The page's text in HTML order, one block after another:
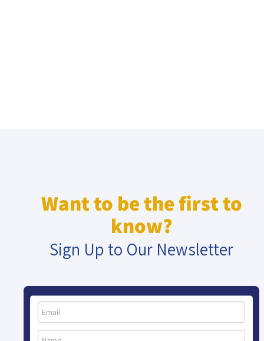
Want to be the first to
know?
Sign Up to Our Newsletter